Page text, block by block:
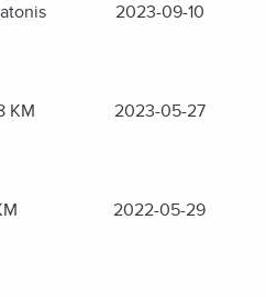
2023-09-10
KM 2023-05-27
2022-05-29